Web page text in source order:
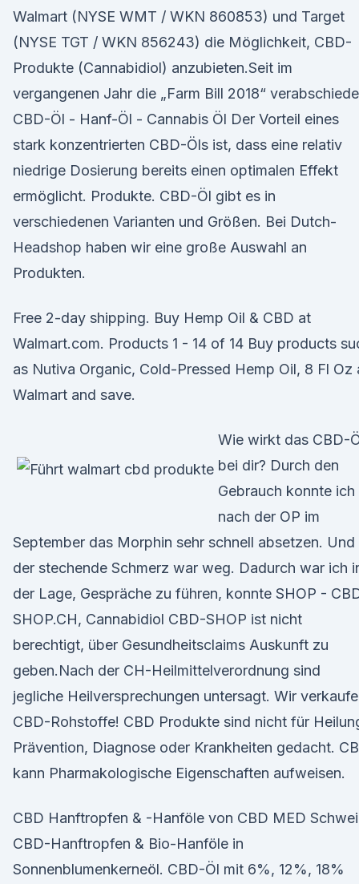
Walmart (NYSE WMT / WKN 860853) und Target
(NYSE TGT / WKN 856243) die Möglichkeit, CBD-
Produkte (Cannabidiol) anzubieten.Seit im
vergangenen Jahr die „Farm Bill 2018“
CBD-Öl - Hanf-Öl - Cannabis Öl Der Vorteil eines
stark konzentrierten CBD-Öls ist, dass eine relativ
niedrige Dosierung bereits einen optimalen Effekt
ermöglicht. Produkte. CBD-Öl gibt es in
verschiedenen Varianten und Größen. Bei Dutch-
Headshop haben wir eine große Auswahl an
Produkten.
Free 2-day shipping. Buy Hemp Oil & CBD at
Walmart.com. Products 1 - 14 of 14 Buy products
as Nutiva Organic, Cold-Pressed Hemp Oil, 8 Fl Oz
Walmart and save.
Wie wirkt das CBD-
bei dir? Durch den
Gebrauch konnte ich
nach der OP im
September das Morphin sehr schnell absetzen. Und
der stechende Schmerz war weg. Dadurch war ich
der Lage, Gespräche zu führen, konnte SHOP -
SHOP.CH, Cannabidiol CBD-SHOP ist nicht
berechtigt, über Gesundheitsclaims Auskunft zu
geben.Nach der CH-Heilmittelverordnung sind
jegliche Heilversprechungen untersagt. Wir
CBD-Rohstoffe! CBD Produkte sind nicht für
Prävention, Diagnose oder Krankheiten gedacht.
kann Pharmakologische Eigenschaften aufweisen.
CBD Hanftropfen & -Hanföle von CBD MED
CBD-Hanftropfen & Bio-Hanföle in
Sonnenblumenkerneöl. CBD-Öl mit 6%, 12%, 18%